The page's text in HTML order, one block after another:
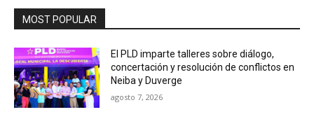
MOST POPULAR
El PLD imparte talleres sobre diálogo,
concertación y resolución de conflictos en
Neiba y Duverge
agosto 7, 2026